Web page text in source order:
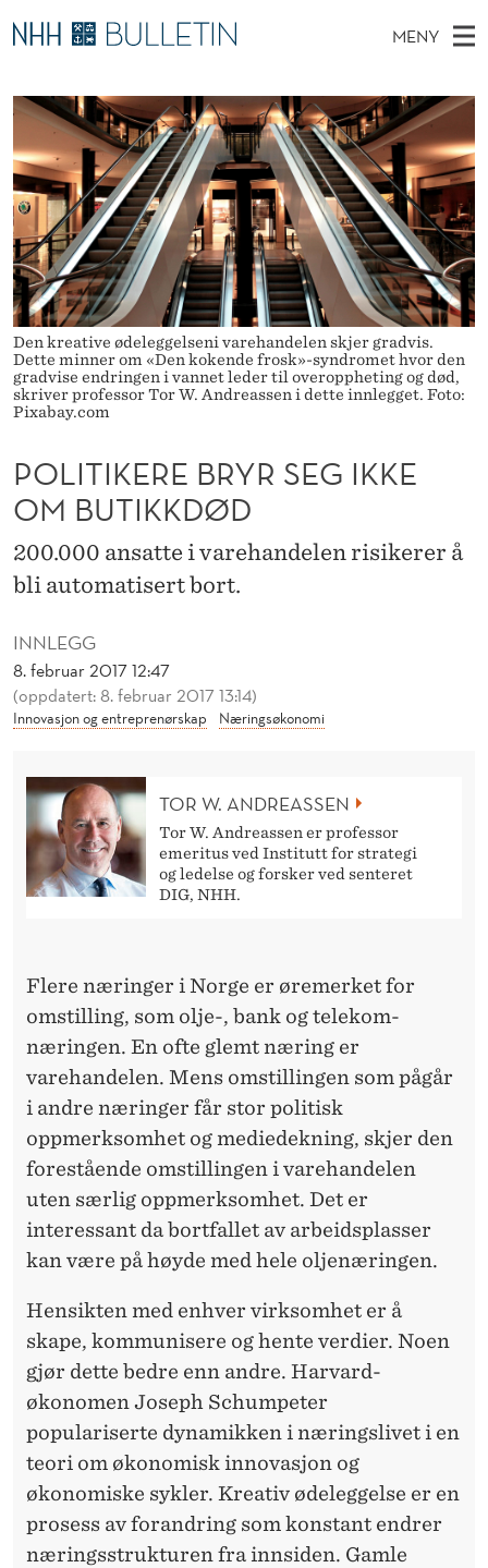
P
O
L
T
K
E
R
E
B
R
Y
R
S
G
MENY
O
E
D
M
E
N
Y
Ø
K
E
T
T
S
T
E
D
E
T
Stipendiater og nye forskerprofiler
Disputaser
Ekspertutvalg
Om Bulletin
Den kreative ødeleggelseni varehandelen skjer gradvis.
Dette minner om «Den kokende frosk»-syndromet hvor den
gradvise endringen i vannet leder til overoppheting og død,
skriver professor Tor W. Andreassen i dette innlegget. Foto:
Pixabay.com
INNLEGG
8. februar 2017 12:47
(oppdatert: 8. februar 2017 13:14)
Innovasjon og entreprenørskap Næringsøkonomi
POLITIKERE BRYR SEG IKKE
OM BUTIKKDØD
200.000 ansatte i varehandelen risikerer å
bli automatisert bort.
TOR W. ANDREASSEN
Tor W. Andreassen er professor
emeritus ved Institutt for strategi
og ledelse og forsker ved senteret
DIG, NHH.
Flere næringer i Norge er øremerket for
omstilling, som olje-, bank og telekom-
næringen. En ofte glemt næring er
varehandelen. Mens omstillingen som pågår
i andre næringer får stor politisk
oppmerksomhet og mediedekning, skjer den
forestående omstillingen i varehandelen
uten særlig oppmerksomhet. Det er
interessant da bortfallet av arbeidsplasser
kan være på høyde med hele oljenæringen.
Hensikten med enhver virksomhet er å
skape, kommunisere og hente verdier. Noen
gjør dette bedre enn andre. Harvard-
økonomen Joseph Schumpeter
populariserte dynamikken i næringslivet i en
teori om økonomisk innovasjon og
økonomiske sykler. Kreativ ødeleggelse er en
prosess av forandring som konstant endrer
næringsstrukturen fra innsiden. Gamle